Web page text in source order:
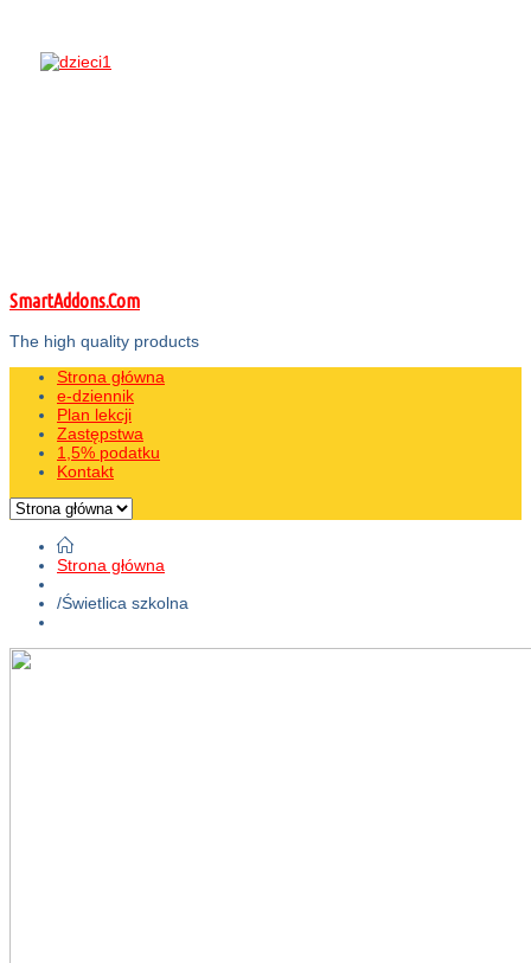
SmartAddons.Com
The high quality products
Strona główna
e-dziennik
Plan lekcji
Zastępstwa
1,5% podatku
Kontakt
Strona główna
/Świetlica szkolna